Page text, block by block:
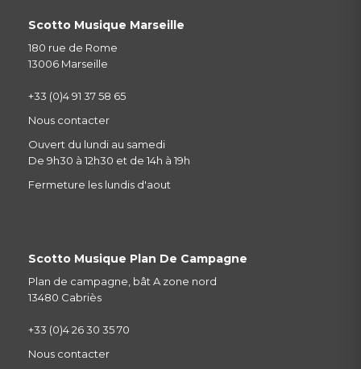
Scotto Musique Marseille
180 rue de Rome
13006 Marseille
+33 (0)4 91 37 58 65
Nous contacter
Ouvert du lundi au samedi
De 9h30 à 12h30 et de 14h à 19h
Fermeture les lundis d'aout
Scotto Musique Plan De Campagne
Plan de campagne, bât A zone nord
13480 Cabriès
+33 (0)4 26 30 35 70
Nous contacter